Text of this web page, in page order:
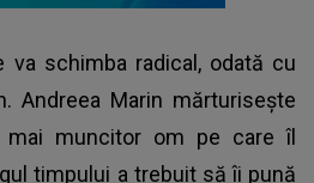
va schimba radical, odată cu
Andreea Marin mărturisește
muncitor om pe care îl
timpului a trebuit să îi pună